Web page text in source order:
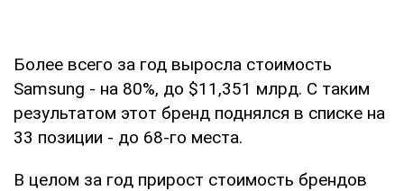
Более всего за год выросла стоимость
Samsung - на 80%, до $11,351 млрд. С таким
результатом этот бренд поднялся в списке на
33 позиции - до 68-го места.
В целом за год прирост стоимость брендов